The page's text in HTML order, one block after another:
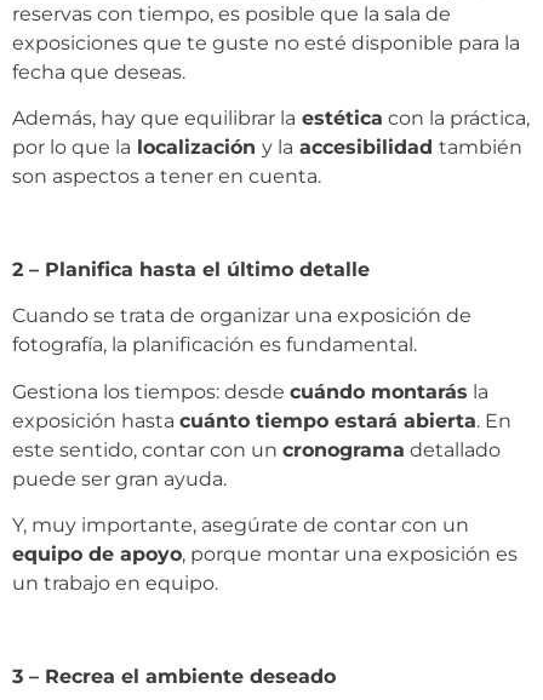
reservas con tiempo, es posible que la sala de
exposiciones que te guste no esté disponible para la
fecha que deseas.
Además, hay que equilibrar la estética con la práctica,
por lo que la localización y la accesibilidad también
son aspectos a tener en cuenta.
2 – Planifica hasta el último detalle
Cuando se trata de organizar una exposición de
fotografía, la planificación es fundamental.
Gestiona los tiempos: desde cuándo montarás la
exposición hasta cuánto tiempo estará abierta. En
este sentido, contar con un cronograma detallado
puede ser gran ayuda.
Y, muy importante, asegúrate de contar con un
equipo de apoyo, porque montar una exposición es
un trabajo en equipo.
3 – Recrea el ambiente deseado